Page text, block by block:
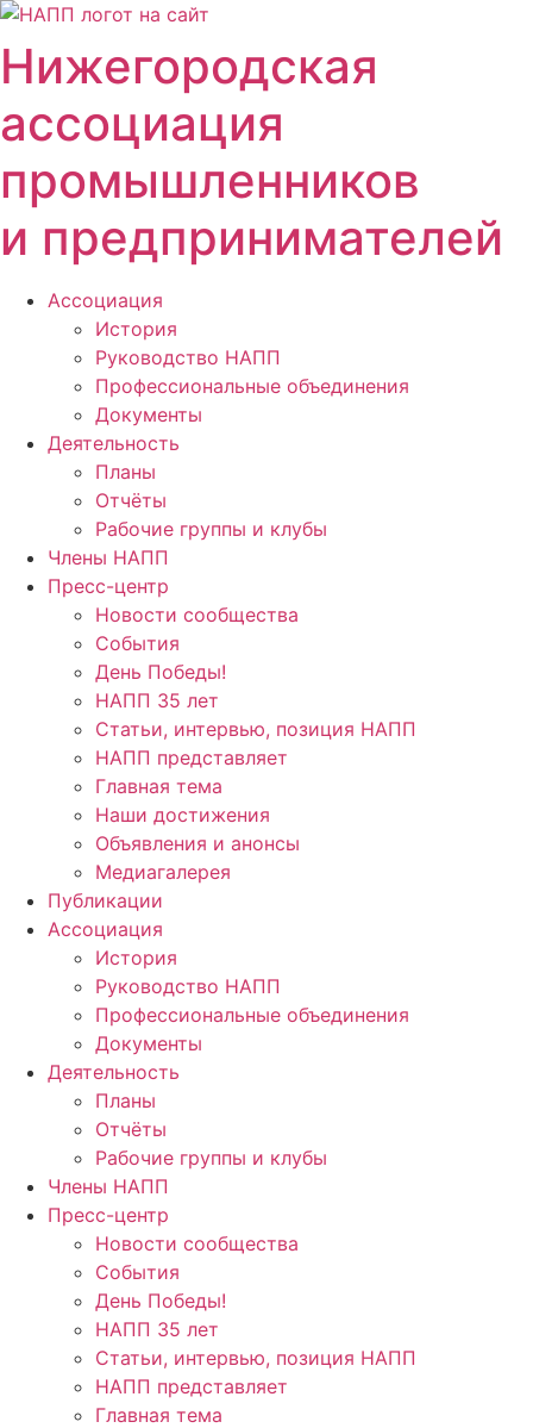
Перейти
содержимому
Нижегородская
ассоциация
промышленников
и предпринимателей
Ассоциация
История
Руководство НАПП
Профессиональные объединения
Документы
Деятельность
Планы
Отчёты
Рабочие группы и клубы
Члены НАПП
Пресс-центр
Новости сообщества
События
День Победы!
НАПП 35 лет
Статьи, интервью, позиция НАПП
НАПП представляет
Главная тема
Наши достижения
Объявления и анонсы
Медиагалерея
Публикации
Ассоциация
История
Руководство НАПП
Профессиональные объединения
Документы
Деятельность
Планы
Отчёты
Рабочие группы и клубы
Члены НАПП
Пресс-центр
Новости сообщества
События
День Победы!
НАПП 35 лет
Статьи, интервью, позиция НАПП
НАПП представляет
Главная тема